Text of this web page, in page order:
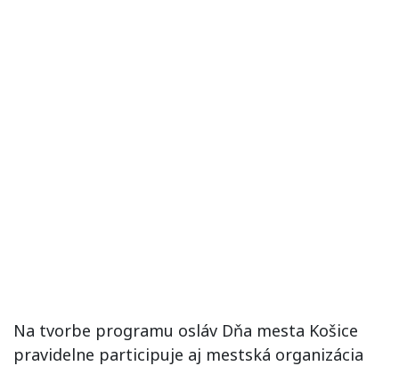
Na tvorbe programu osláv Dňa mesta Košice
pravidelne participuje aj mestská organizácia